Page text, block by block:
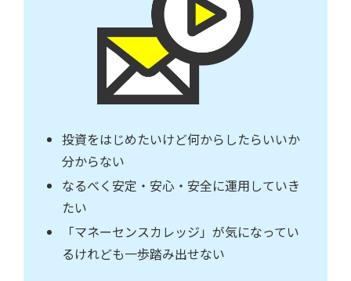
投資をはじめたいけど何からしたらいいか
分からない
なるべく安定・安心・安全に運用していき
たい
「マネーセンスカレッジ」が気になってい
るけれども一歩踏み出せない